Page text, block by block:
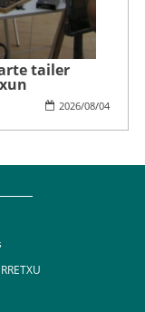
tailer
2026/08/04